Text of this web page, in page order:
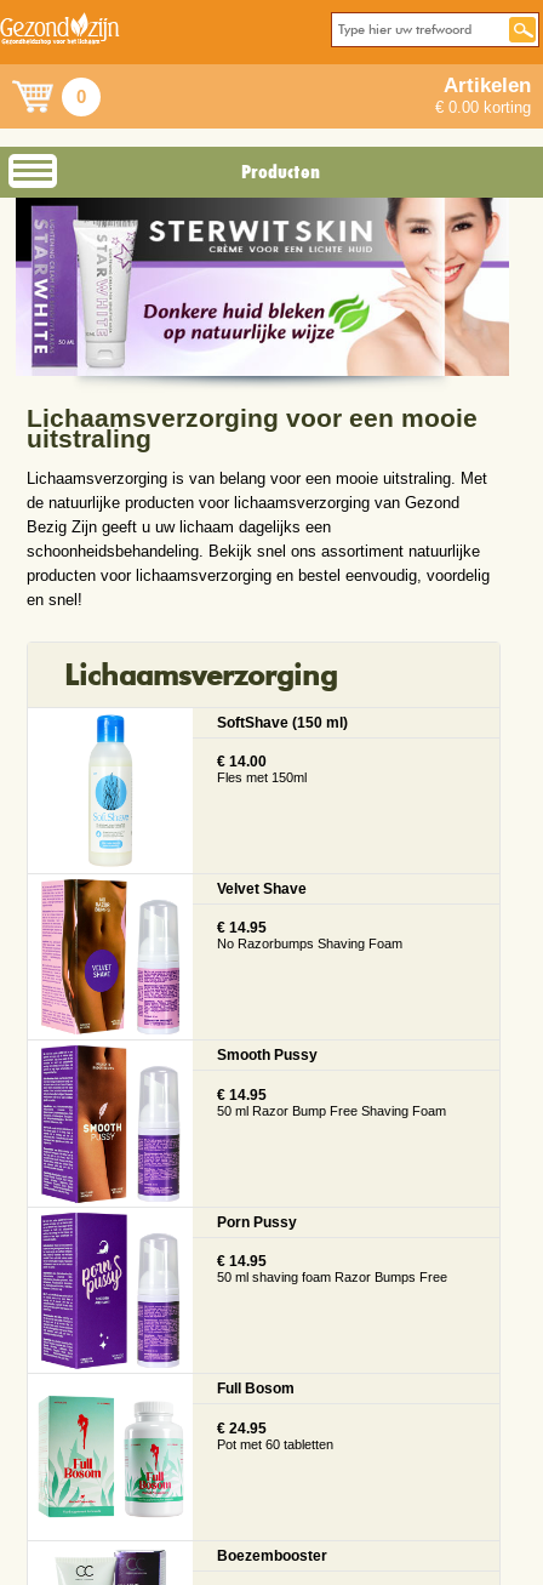
0 Artikelen
€ 0.00 korting
Producten
Lichaamsverzorging voor een mooie
uitstraling
Lichaamsverzorging is van belang voor een mooie uitstraling. Met
de natuurlijke producten voor lichaamsverzorging van Gezond
Bezig Zijn geeft u uw lichaam dagelijks een
schoonheidsbehandeling. Bekijk snel ons assortiment natuurlijke
producten voor lichaamsverzorging en bestel eenvoudig, voordelig
en snel!
Lichaamsverzorging
SoftShave (150 ml)
€ 14.00
Fles met 150ml
Velvet Shave
€ 14.95
No Razorbumps Shaving Foam
Smooth Pussy
€ 14.95
50 ml Razor Bump Free Shaving Foam
Porn Pussy
€ 14.95
50 ml shaving foam Razor Bumps Free
Full Bosom
€ 24.95
Pot met 60 tabletten
Boezembooster